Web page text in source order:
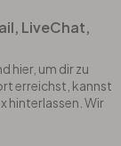
LiveChat,
hier, um dir zu
erreichst, kannst
hinterlassen. Wir